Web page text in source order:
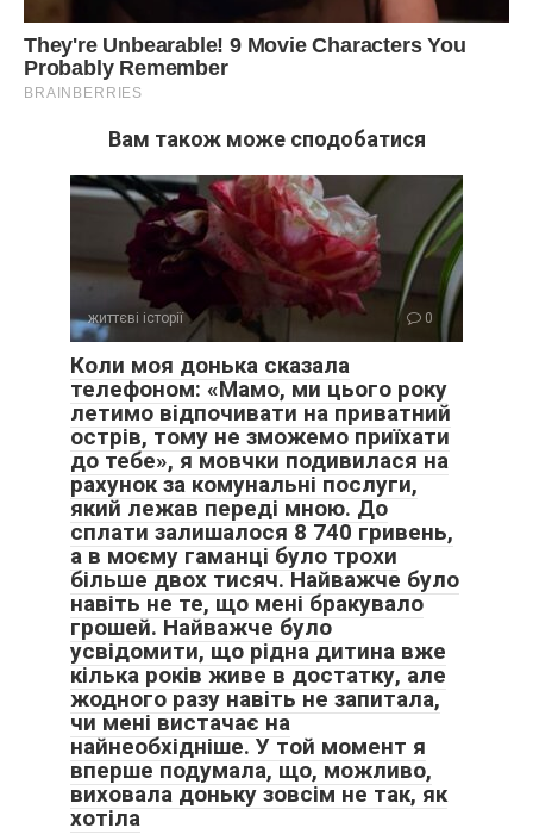
Вам також може сподобатися
життєві історії 0
Коли моя донька сказала
телефоном: «Мамо, ми цього року
летимо відпочивати на приватний
острів, тому не зможемо приїхати
до тебе», я мовчки подивилася на
рахунок за комунальні послуги,
який лежав переді мною. До
сплати залишалося 8 740 гривень,
а в моєму гаманці було трохи
більше двох тисяч. Найважче було
навіть не те, що мені бракувало
грошей. Найважче було
усвідомити, що рідна дитина вже
кілька років живе в достатку, але
жодного разу навіть не запитала,
чи мені вистачає на
найнеобхідніше. У той момент я
вперше подумала, що, можливо,
виховала доньку зовсім не так, як
хотіла